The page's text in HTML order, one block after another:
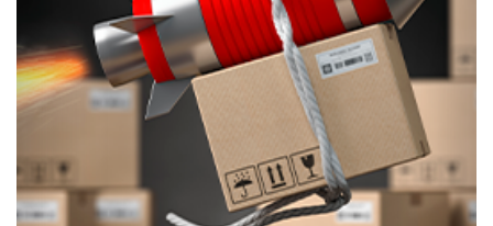
prodotto
prodotto